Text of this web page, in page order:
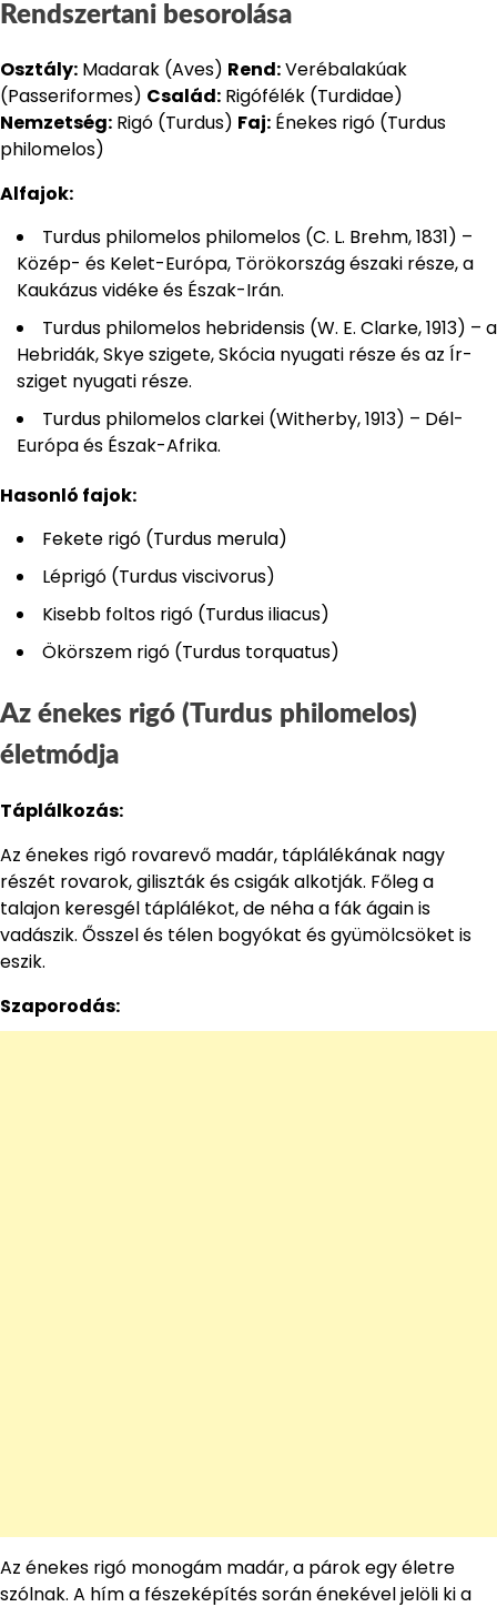
Rendszertani besorolása
Osztály: Madarak (Aves) Rend:Verébalakúak
(Passeriformes) Család: Rigófélék (Turdidae)
Nemzetség: Rigó (Turdus) Faj: Énekes rigó (Turdus
philomelos)
Alfajok:
Turdus philomelos philomelos (C. L. Brehm, 1831) –
Közép- és Kelet-Európa, Törökország északi része, a
Kaukázus vidéke és Észak-Irán.
Turdus philomelos hebridensis (W. E. Clarke, 1913) – a
Hebridák, Skye szigete, Skócia nyugati része és az Ír-
sziget nyugati része.
Turdus philomelos clarkei (Witherby,1913) – Dél-
Európa és Észak-Afrika.
Hasonló fajok:
Fekete rigó (Turdus merula)
Léprigó (Turdus viscivorus)
Kisebb foltos rigó (Turdus iliacus)
Ökörszem rigó (Turdus torquatus)
Az énekes rigó (Turdus philomelos)
életmódja
Táplálkozás:
Az énekes rigó rovarevő madár, táplálékának nagy
részét rovarok, giliszták és csigák alkotják. Főleg a
talajon keresgél táplálékot, de néha a fák ágain is
vadászik. Ősszel és télen bogyókat és gyümölcsöket is
eszik.
Szaporodás:
Az énekes rigó monogám madár, a párok egy életre
szólnak. A hím a fészeképítés során énekével jelöli ki a